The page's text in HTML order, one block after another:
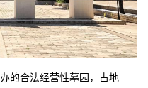
的合法经营性墓园，占地